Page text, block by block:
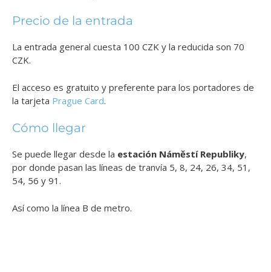
Precio de la entrada
La entrada general cuesta 100 CZK y la reducida son 70
CZK.
El acceso es gratuito y preferente para los portadores de
la tarjeta Prague Card.
Cómo llegar
Se puede llegar desde la estación Náměstí Republiky,
por donde pasan las líneas de tranvía 5, 8, 24, 26, 34, 51,
54, 56 y 91.
Así como la línea B de metro.